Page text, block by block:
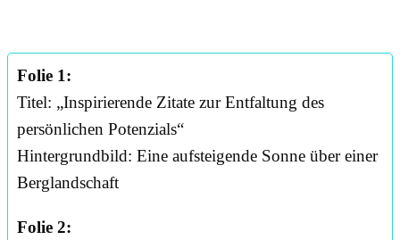
Folie 1:
Titel: „Inspirierende Zitate zur Entfaltung des
persönlichen Potenzials“
Hintergrundbild: Eine aufsteigende Sonne über einer
Berglandschaft
Folie 2: